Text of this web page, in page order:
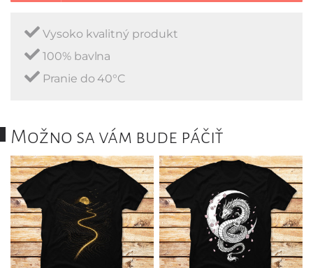
Vysoko kvalitný produkt
100% bavlna
Pranie do 40°C
Možno sa vám bude páčiť